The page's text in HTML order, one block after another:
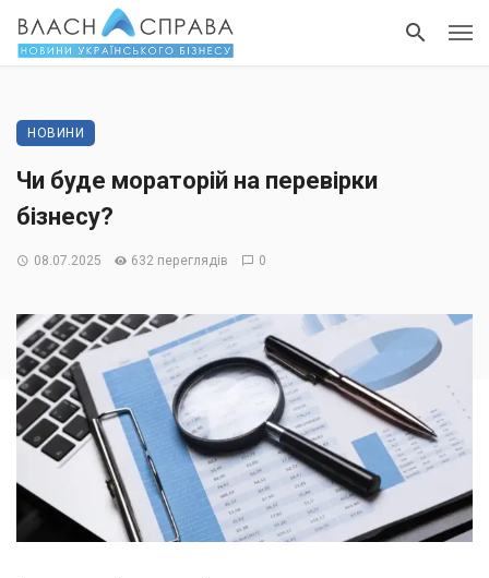
НОВИНИ
Чи буде мораторій на перевірки
бізнесу?
08.07.2025 632 переглядів 0